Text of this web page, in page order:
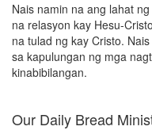
Nais namin na ang lahat
na relasyon kay Hesu-
na tulad ng kay Cristo.
sa kapulungan ng mga
kinabibilangan.
Our Daily Bread